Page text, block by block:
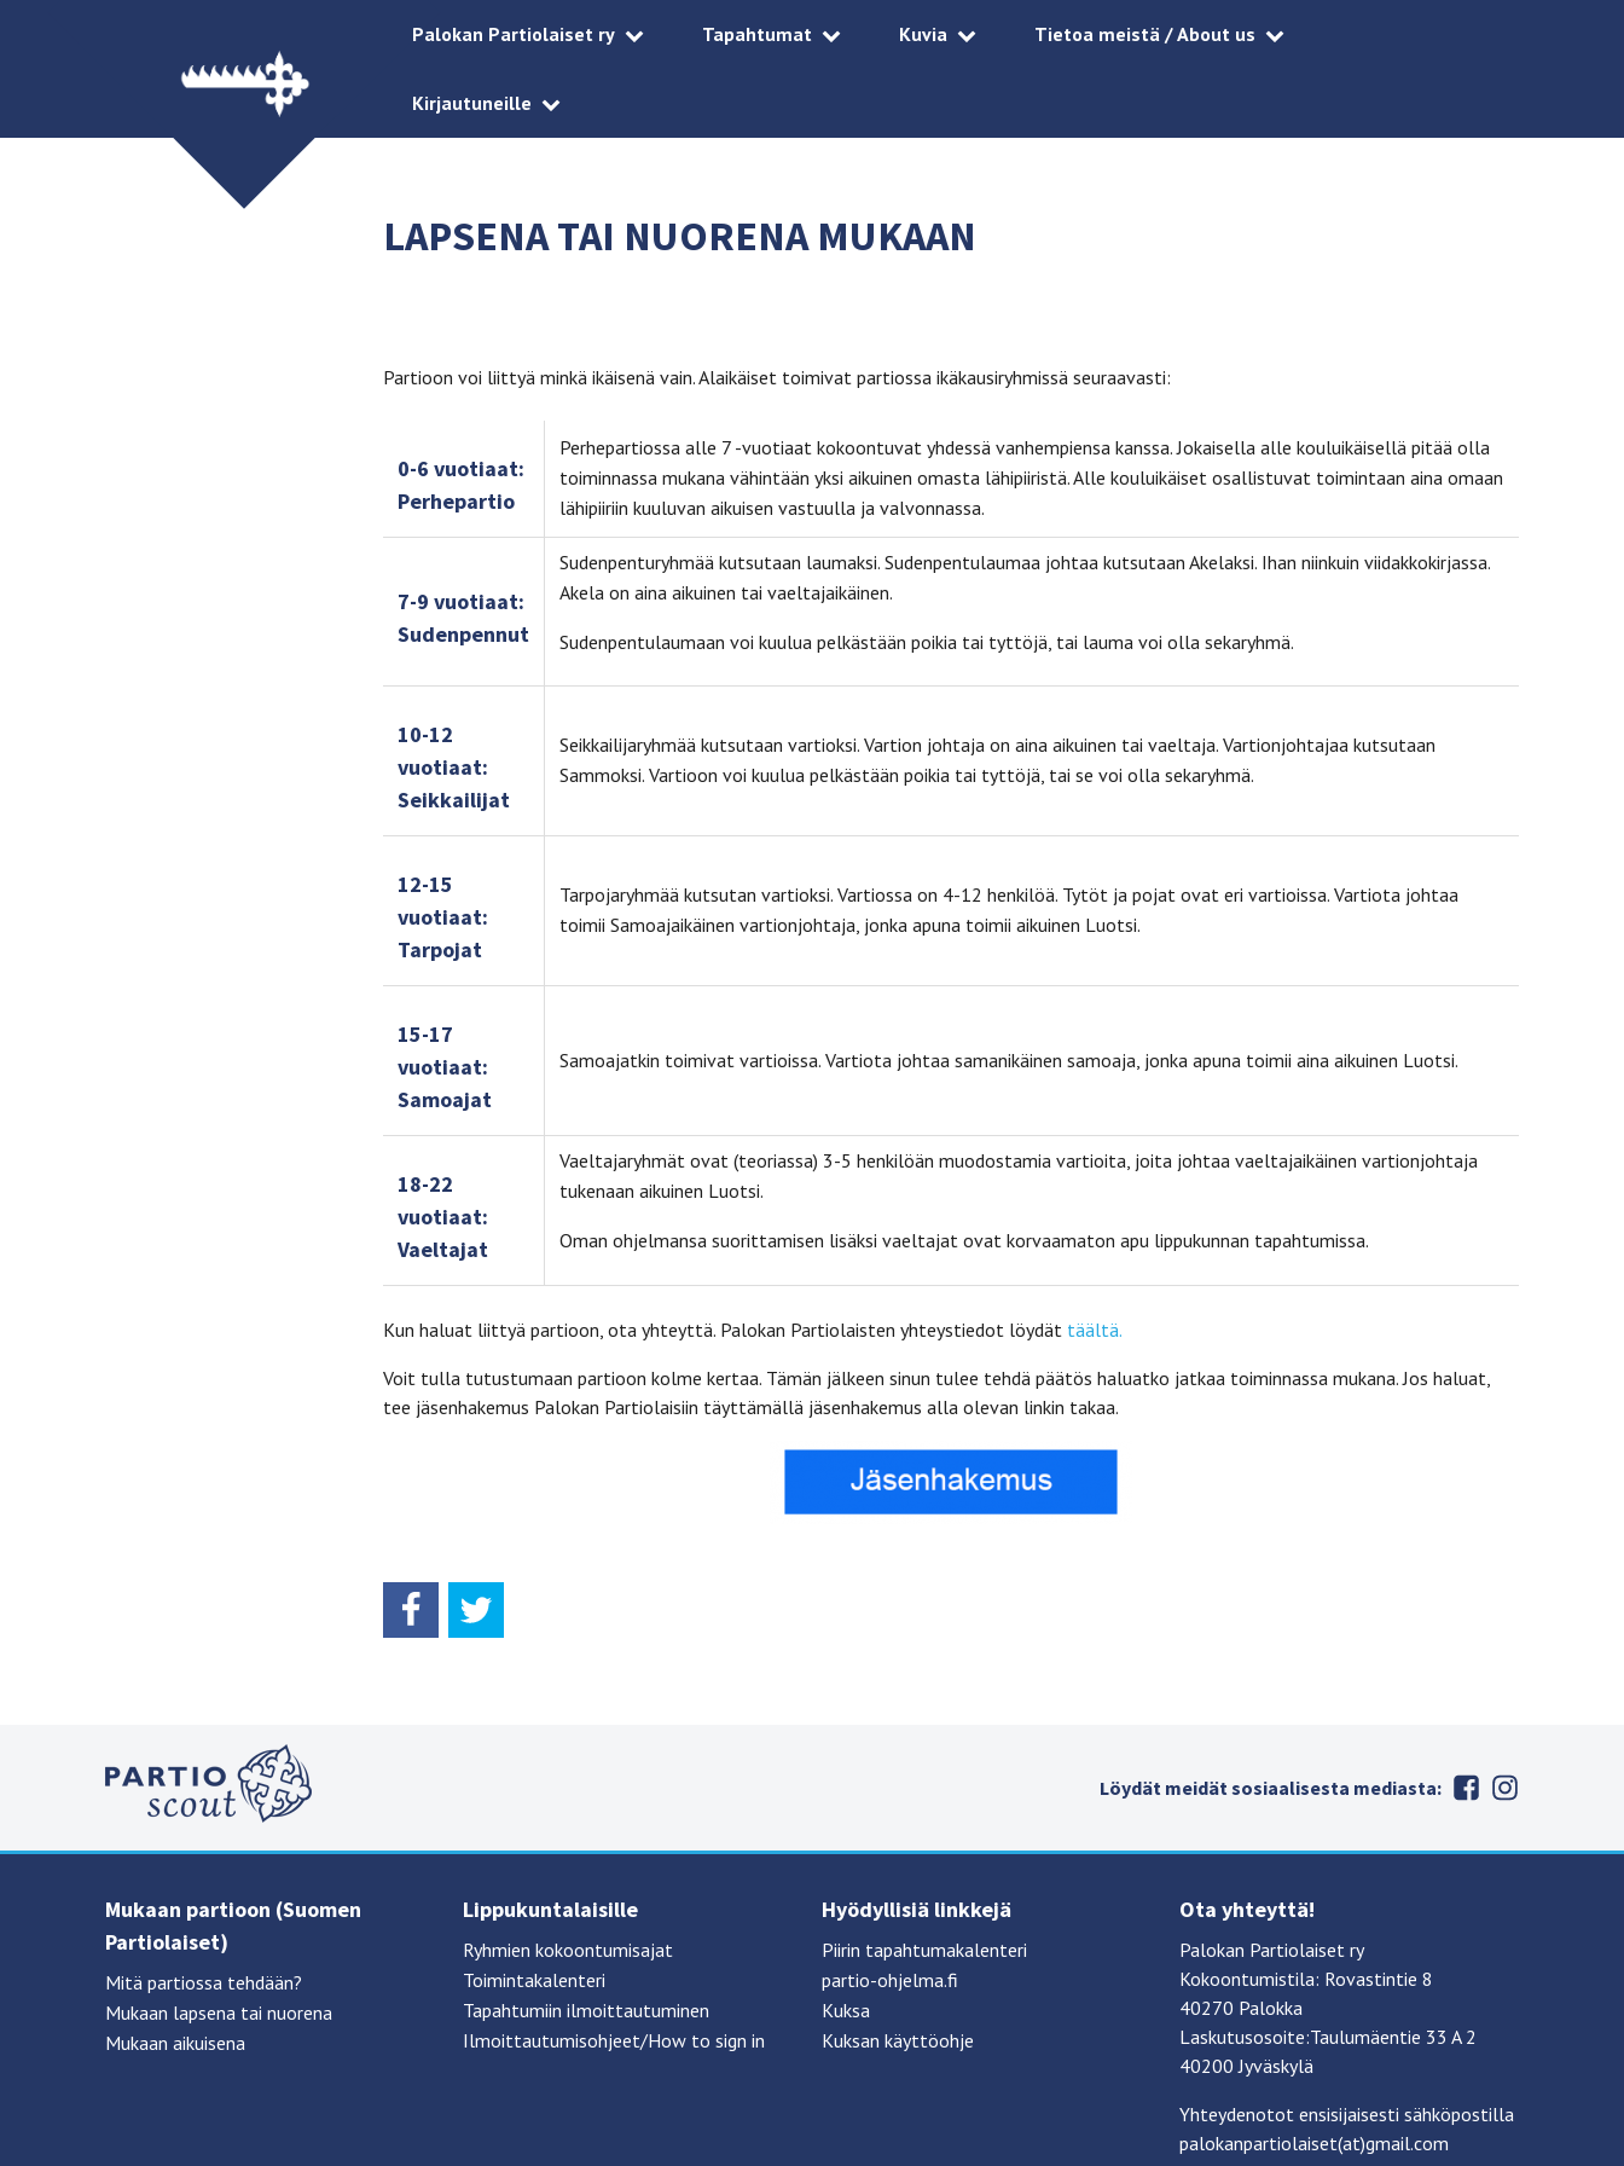
Palokan Partiolaiset ry Tapahtumat Kuvia Tietoa meistä / About us
Kirjautuneille
LAPSENA TAI NUORENA MUKAAN
Partioon voi liittyä minkä ikäisenä vain. Alaikäiset toimivat partiossa ikäkausiryhmissä seuraavasti:
0-6 vuotiaat:
Perhepartio
Perhepartiossa alle 7 -vuotiaat kokoontuvat yhdessä vanhempiensa kanssa. Jokaisella alle kouluikäisellä pitää olla
toiminnassa mukana vähintään yksi aikuinen omasta lähipiiristä. Alle kouluikäiset osallistuvat toimintaan aina omaan
lähipiiriin kuuluvan aikuisen vastuulla ja valvonnassa.
7-9 vuotiaat:
Sudenpennut
Sudenpenturyhmää kutsutaan laumaksi. Sudenpentulaumaa johtaa kutsutaan Akelaksi. Ihan niinkuin viidakkokirjassa.
Akela on aina aikuinen tai vaeltajaikäinen.
Sudenpentulaumaan voi kuulua pelkästään poikia tai tyttöjä, tai lauma voi olla sekaryhmä.
10-12
vuotiaat:
Seikkailijat
Seikkailijaryhmää kutsutaan vartioksi. Vartion johtaja on aina aikuinen tai vaeltaja. Vartionjohtajaa kutsutaan
Sammoksi. Vartioon voi kuulua pelkästään poikia tai tyttöjä, tai se voi olla sekaryhmä.
12-15
vuotiaat:
Tarpojat
Tarpojaryhmää kutsutan vartioksi. Vartiossa on 4-12 henkilöä. Tytöt ja pojat ovat eri vartioissa. Vartiota johtaa
toimii Samoajaikäinen vartionjohtaja, jonka apuna toimii aikuinen Luotsi.
15-17
vuotiaat:
Samoajat
Samoajatkin toimivat vartioissa. Vartiota johtaa samanikäinen samoaja, jonka apuna toimii aina aikuinen Luotsi.
18-22
vuotiaat:
Vaeltajat
Vaeltajaryhmät ovat (teoriassa) 3-5 henkilöän muodostamia vartioita, joita johtaa vaeltajaikäinen vartionjohtaja
tukenaan aikuinen Luotsi.
Oman ohjelmansa suorittamisen lisäksi vaeltajat ovat korvaamaton apu lippukunnan tapahtumissa.
Kun haluat liittyä partioon, ota yhteyttä. Palokan Partiolaisten yhteystiedot löydät täältä.
Voit tulla tutustumaan partioon kolme kertaa. Tämän jälkeen sinun tulee tehdä päätös haluatko jatkaa toiminnassa mukana. Jos haluat,
tee jäsenhakemus Palokan Partiolaisiin täyttämällä jäsenhakemus alla olevan linkin takaa.
Löydät meidät sosiaalisesta mediasta:
Mukaan partioon (Suomen
Partiolaiset)
Mitä partiossa tehdään?
Mukaan lapsena tai nuorena
Mukaan aikuisena
Lippukuntalaisille
Ryhmien kokoontumisajat
Toimintakalenteri
Tapahtumiin ilmoittautuminen
Ilmoittautumisohjeet/How to sign in
Hyödyllisiä linkkejä
Piirin tapahtumakalenteri
partio-ohjelma.fi
Kuksa
Kuksan käyttöohje
Ota yhteyttä!
Palokan Partiolaiset ry
Kokoontumistila: Rovastintie 8
40270 Palokka
Laskutusosoite:Taulumäentie 33 A 2
40200 Jyväskylä
Yhteydenotot ensisijaisesti sähköpostilla
palokanpartiolaiset(at)gmail.com